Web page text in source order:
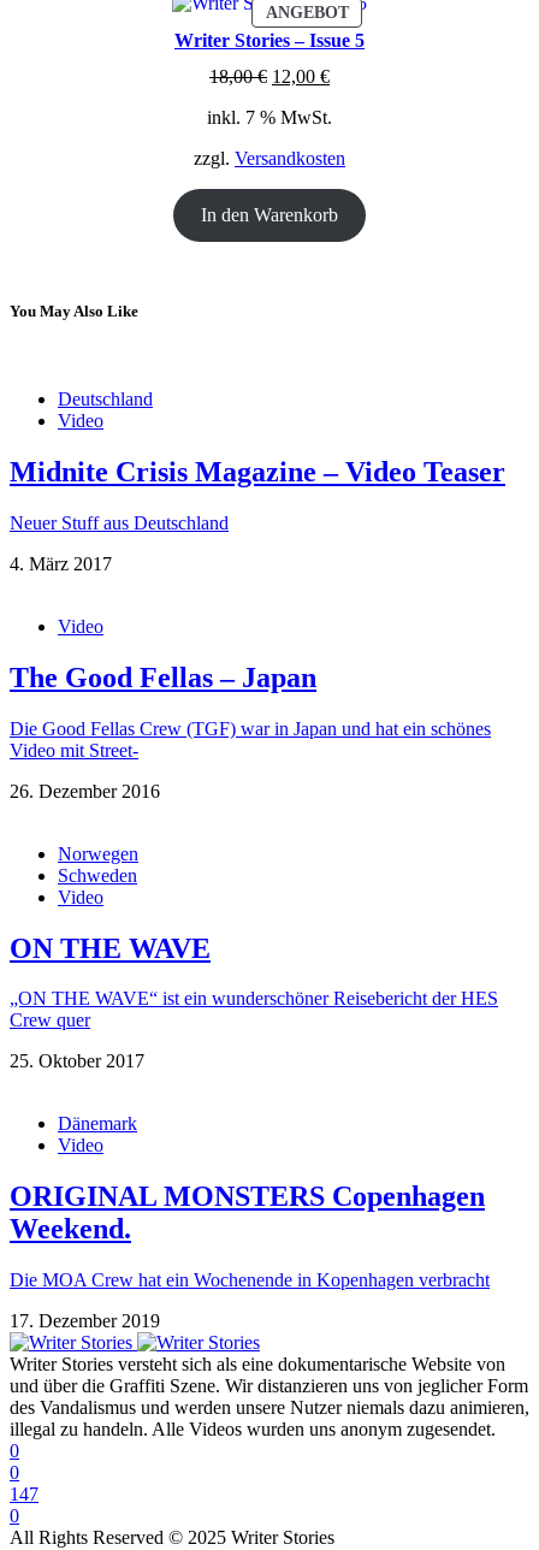
ANGEBOTPRODUKT
IM
ANGEBOT
Writer Stories – Issue 5
18,00€ Ursprünglicher
war:
12,00 €Aktueller
ist:
inkl. 7 % MwSt.
zzgl. Versandkosten
In den Warenkorb
You May Also Like
Deutschland
Video
Midnite Crisis Magazine – Video Teaser
Neuer Stuff aus Deutschland
4. März 2017
Video
The Good Fellas – Japan
Die Good Fellas Crew (TGF) war in Japan und hat ein schönes
Video mit Street-
26. Dezember 2016
Norwegen
Schweden
Video
ON THE WAVE
„ON THE WAVE“ ist ein wunderschöner Reisebericht der HES
Crew quer
25. Oktober 2017
Dänemark
Video
ORIGINAL MONSTERS Copenhagen
Weekend.
Die MOA Crew hat ein Wochenende in Kopenhagen verbracht
17. Dezember 2019
Writer Stories versteht sich als eine dokumentarische Website von
und über die Graffiti Szene. Wir distanzieren uns von jeglicher Form
des Vandalismus und werden unsere Nutzer niemals dazu animieren,
illegal zu handeln. Alle Videos wurden uns anonym zugesendet.
0
0
147
0
All Rights Reserved © 2025 Writer Stories